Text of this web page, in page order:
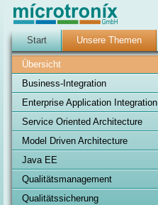
Start Unsere Themen
Übersicht
Business-Integration
Enterprise Application Integration
Service Oriented Architecture
Model Driven Architecture
Java EE
Qualitätsmanagement
Qualitätssicherung